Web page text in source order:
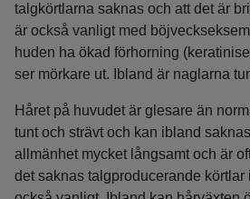
talgkörtlarna saknas och att det är
är också vanligt med
huden ha ökad förhorning
ser mörkare ut. Ibland är naglarna
Håret på huvudet är glesare än
tunt och strävt och kan ibland
allmänhet mycket långsamt och är
det saknas talgproducerande körtlar